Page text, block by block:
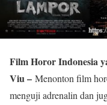
Film Horor Indonesia
Viu – Menonton film
menguji adrenalin dan